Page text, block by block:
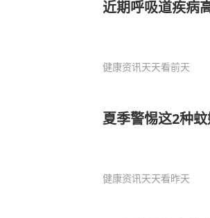
近期呼吸道疾病
健康资讯天天看前天
夏季警惕这2种
健康资讯天天看昨天